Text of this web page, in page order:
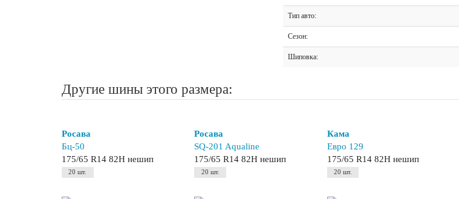
Тип авто:
Сезон:
Шиповка:
Другие шины этого размера:
Росава
Бц-50
175/65 R14 82H нешип
20 шт.
Росава
SQ-201 Aqualine
175/65 R14 82H нешип
20 шт.
Кама
Евро 129
175/65 R14 82H нешип
20 шт.